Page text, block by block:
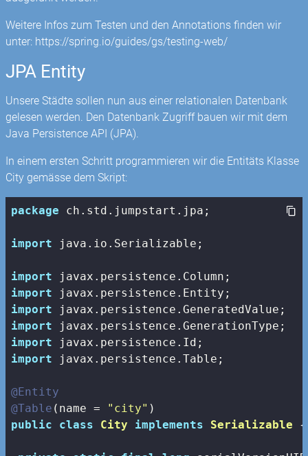
Weitere Infos zum Testen und den Annotations finden wir
unter: https://spring.io/guides/gs/testing-web/
JPA Entity
Unsere Städte sollen nun aus einer relationalen Datenbank
gelesen werden. Den Datenbank Zugriff bauen wir mit dem
Java Persistence API (JPA).
In einem ersten Schritt programmieren wir die Entitäts Klasse
City gemässe dem Skript:
package ch.std.jumpstart.jpa;
import java.io.Serializable;
import
import
import
import
import
import javax.persistence.Table;
@Entity
@Table (name = "city"
public
class City implements Serializable {